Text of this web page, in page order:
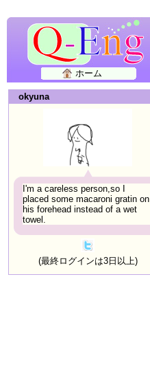
ホーム
okyuna
I'm a careless person,so I
placed some macaroni gratin on
his forehead instead of a wet
towel.
(最終ログインは3日以上)